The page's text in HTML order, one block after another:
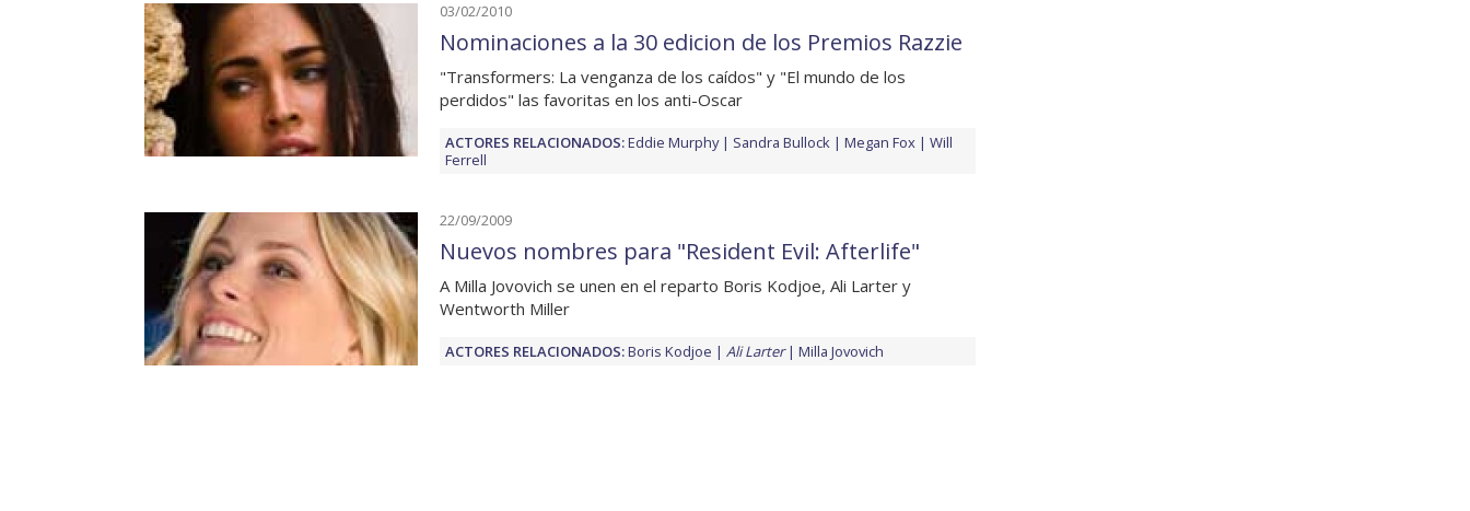
03/02/2010
Nominaciones a la 30 edicion de los Premios Razzie
"Transformers: La venganza de los caídos" y "El mundo de los
perdidos" las favoritas en los anti-Oscar
ACTORES RELACIONADOS:Eddie Murphy Sandra Bullock Megan Fox
Will
Ferrell
22/09/2009
Nuevos nombres para "Resident Evil: Afterlife"
A Milla Jovovich se unen en el reparto Boris Kodjoe, Ali Larter y
Wentworth Miller
ACTORES RELACIONADOS:Boris Kodjoe Ali Larter Milla Jovovich